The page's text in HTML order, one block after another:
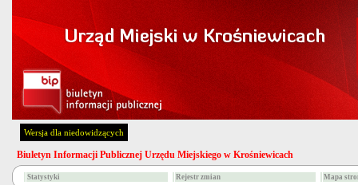
Wersja dla niedowidzących
Biuletyn Informacji Publicznej Urzędu Miejskiego w Krośniewicach
Statystyki Rejestr zmian Mapa